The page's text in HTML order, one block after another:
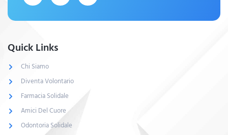
Quick Links
Chi Siamo
Diventa Volontario
Farmacia Solidale
Amici Del Cuore
Odontoria Solidale